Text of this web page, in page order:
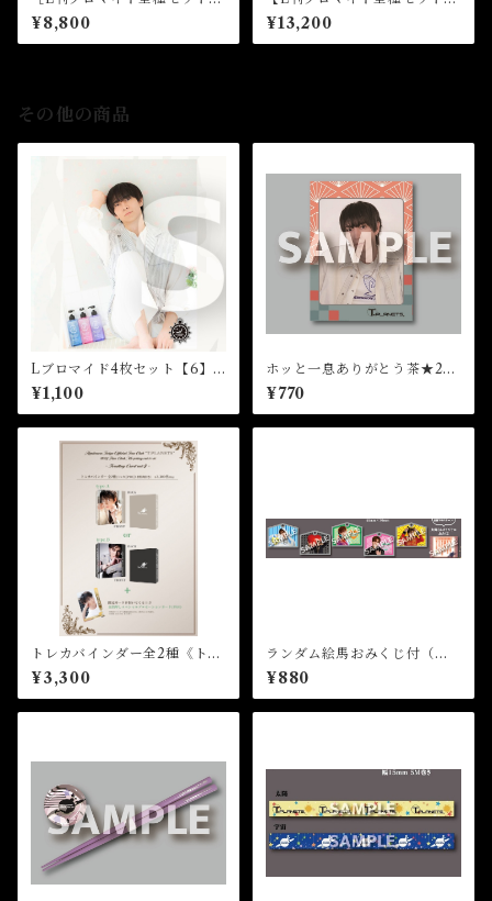
★芸能21周年
¥8,800
★芸能20周年
¥13,200
その他の商品
Lブロマイド4枚セット【6】
（全8種）★芸能24周年記念イ
ベント
¥1,100
ホッと一息ありがとう茶★202
6FCM
¥770
トレカバインダー全2種《トレ
カPRO1枚特典付き》★2024
FCM
¥3,300
ランダム絵馬おみくじ付（全5
種）★35th Birthday Event
¥880